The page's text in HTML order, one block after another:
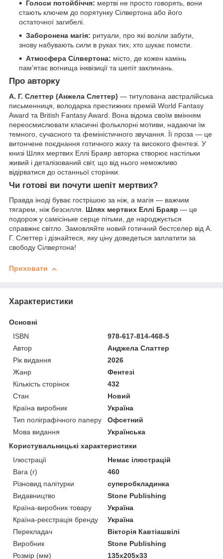
Голоси потойбіччя: мертві не просто говорять, вони
стають ключем до порятунку Сілвертона або його
остаточної загибелі.
Заборонена магія: ритуали, про які воліли забути,
знову набувають сили в руках тих, хто шукає помсти.
Атмосфера Сілвертона: місто, де кожен камінь
пам'ятає вогнища інквізиції та шепіт заклинань.
Про авторку
А. Г. Слеттер (Анжела Слеттер) — титулована австралійська
письменниця, володарка престижних премій World Fantasy
Award та British Fantasy Award. Вона відома своїм вмінням
переосмислювати класичні фольклорні мотиви, надаючи їм
темного, сучасного та феміністичного звучання. Її проза — це
витончене поєднання готичного жаху та високого фентезі. У
книзі Шлях мертвих Еллі Браяр авторка створює настільки
живий і деталізований світ, що від нього неможливо
відірватися до останньої сторінки.
Чи готові ви почути шепіт мертвих?
Правда іноді буває гострішою за ніж, а магія — важчим
тягарем, ніж безсилля. Шлях мертвих Еллі Браяр — це
подорож у самісіньке серце пітьми, де народжується
справжнє світло. Замовляйте новий готичний бестселер від А.
Г. Слеттер і дізнайтеся, яку ціну доведеться заплатити за
свободу Сілвертона!
Приховати
Характеристики
Основні
ISBN
978-617-814-468-5
Автор
Анджела Слаттер
Рік видання
2026
Жанр
Фентезі
Кількість сторінок
432
Стан
Новий
Країна виробник
Україна
Тип поліграфічного паперу
Офсетний
Мова видання
Українська
Користувальницькі характеристики
Ілюстрації
Немає ілюстрацій
Вага (г)
460
Різновид палітурки
суперобкладинка
Видавництво
Stone Publishing
Країна-виробник товару
Україна
Країна-реєстрація бренду
Україна
Перекладач
Вікторія Кавтіашвілі
Виробник
Stone Publishing
Розмір (мм)
135х205х33